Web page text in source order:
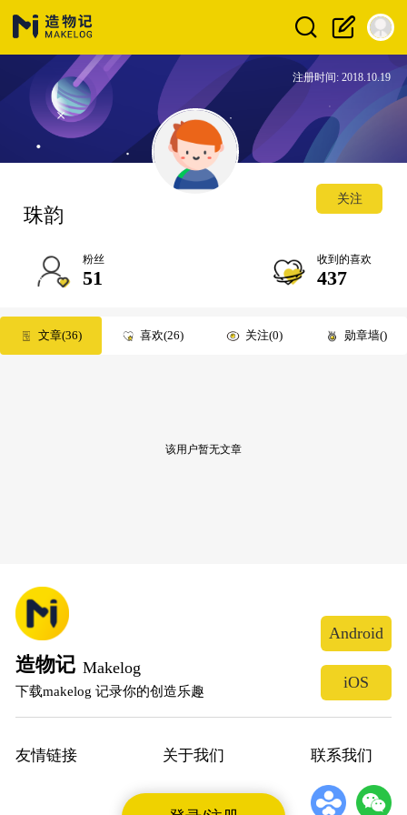
注册时间: 2018.10.19
珠韵
关注
粉丝
51
收到的喜欢
437
文章 36 喜欢 26 关注 0 勋章墙
该用户暂无文章
造物记 Makelog
下载makelog 记录你的创造乐趣
Android
iOS
友情链接 关于我们 联系我们